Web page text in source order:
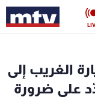
الغريب إلى
على ضرورة